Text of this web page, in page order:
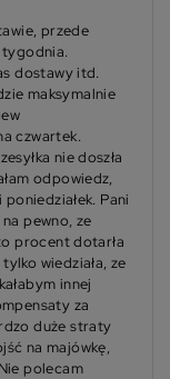
przede
tygodnia.
dostawy itd.
maksymalnie
czwartek.
nie doszła
odpowiedz,
Pani
pewno, ze
procent dotarła
wiedziała, ze
innej
za
duże straty
na majówkę,
polecam